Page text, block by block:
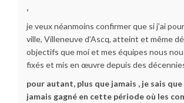
,
je veux néanmoins confirmer que si j’ai
ville, Villeneuve d’Ascq, atteint et même
objectifs que moi et mes équipes nous
fixés et mis en œuvre depuis des
pour autant, plus que jamais , je sais que
jamais gagné en cette période où les